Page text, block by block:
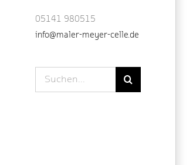
05141 980515
info@maler-meyer-celle.de
Suche
nach: